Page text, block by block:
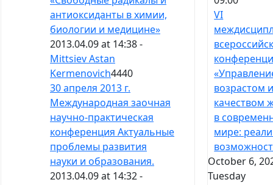
антиоксиданты в химии,
биологии и медицине»
2013.04.09 at 14:38 -
Mittsiev Astan
Kermenovich4440
30 апреля 2013 г.
Международная заочная
научно-практическая
конференция Актуальные
проблемы развития
науки и образования.
2013.04.09 at 14:32 -
VI
возрастом
качеством
в
мире:
October 6,
Tuesday